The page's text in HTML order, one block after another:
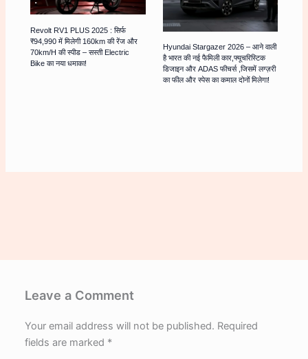
Revolt RV1 PLUS 2025 : सिर्फ
₹94,990 में मिलेगी 160km की रेंज और
70km/h की स्पीड – सस्ती Electric
Bike का नया धमाका!
Hyundai Stargazer 2026 – आने वाली
है भारत की नई फैमिली कार,फ्यूचरिस्टिक
डिजाइन और ADAS फीचर्स ,जिसमें लग्ज़री
का फील और स्पेस का कमाल दोनों मिलेगा!
Leave a Comment
Your email address will not be published. Required
fields are marked *